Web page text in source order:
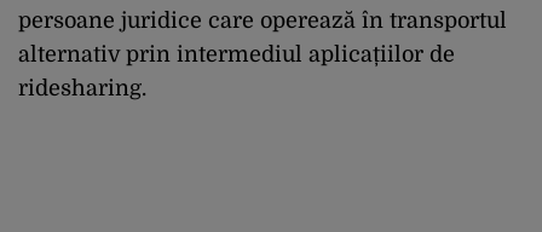
persoane juridice care operează în transportul
alternativ prin intermediul aplicațiilor de
ridesharing.